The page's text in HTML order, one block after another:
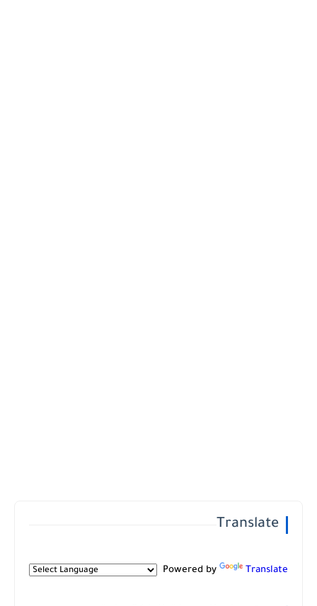
Translate
Powered by Translate